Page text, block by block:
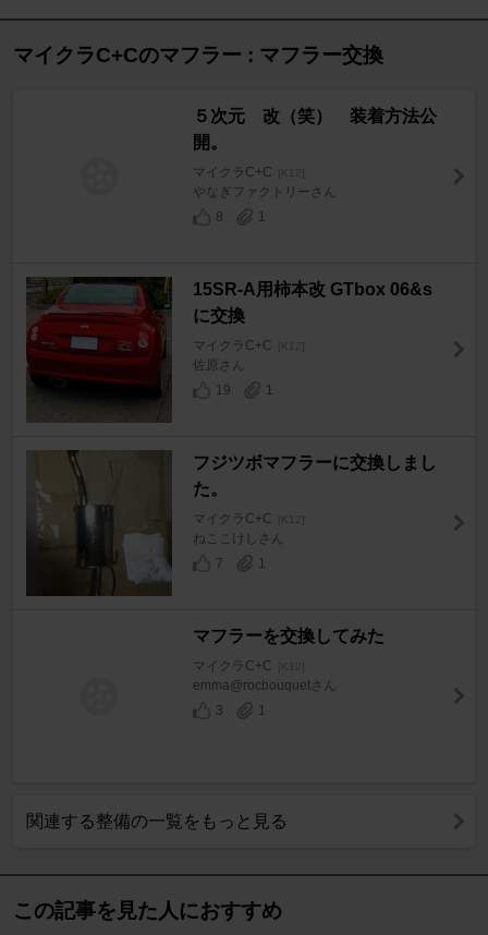
マイクラC+Cのマフラー : マフラー交換
５次元 改（笑） 装着方法公
開。
マイクラC+C [K12]
やなぎファクトリーさん
8
1
15SR-A用柿本改 GTbox 06&s
に交換
マイクラC+C [K12]
佐原さん
19
1
フジツボマフラーに交換しまし
た。
マイクラC+C [K12]
ねここけしさん
7
1
マフラーを交換してみた
マイクラC+C [K12]
emma@rocbouquetさん
3
1
関連する整備の一覧をもっと見る
この記事を見た人におすすめ